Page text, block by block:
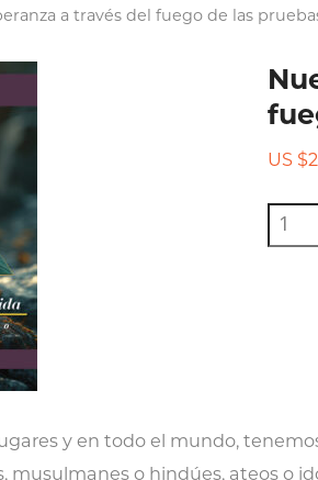
a través del fuego de las
US $
Nueva
las
y en todo el mundo,
musulmanes o hindúes, ateos o